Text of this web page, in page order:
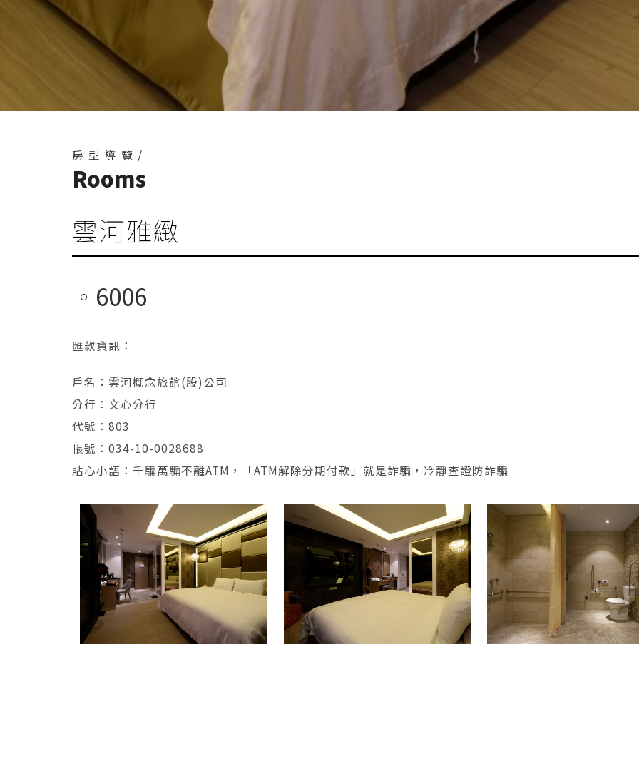
房型導覽/
Rooms
雲河雅緻
6006
匯款資訊：
戶名：雲河概念旅館(股)公司
分行：文心分行
代號：803
帳號：034-10-0028688
貼心小語：千騙萬騙不離ATM，「ATM解除分期付款」就是詐騙，冷靜查證防詐騙